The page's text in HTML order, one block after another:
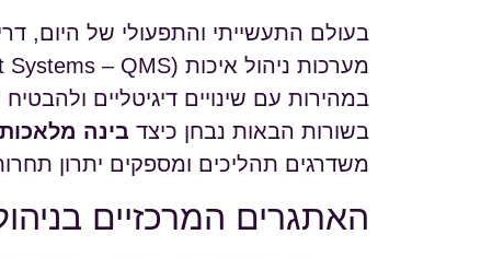
בעולם התעשייתי והתפעולי של היום,
במהירות עם שינויים דיגיטליים
בשורות הבאות נבחן כיצד בינה
משדרגים תהליכים ומספקים יתרון
האתגרים המרכזיים